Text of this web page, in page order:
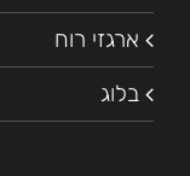
ארגזי רוח
בלוג